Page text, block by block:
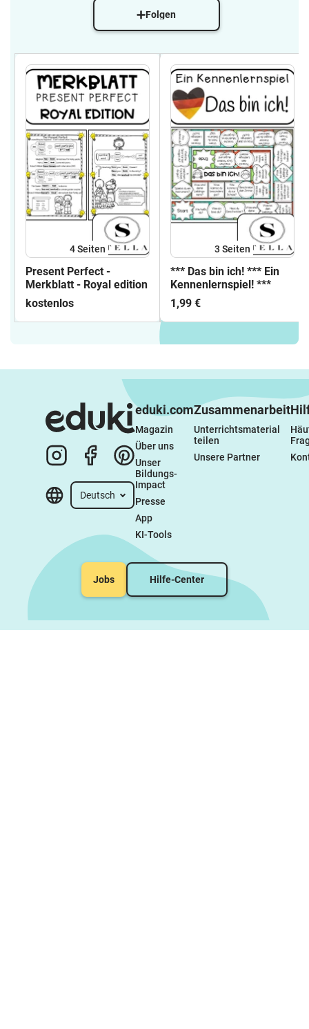
Folgen
4Seiten
Present Perfect -
Merkblatt - Royal edition
kostenlos
3 Seiten
*** Das bin ich! *** Ein
Kennenlernspiel! ***
1,99 €
Deutsch
eduki.com
Magazin
Über uns
Unser
Bildungs-
Impact
Presse
App
KI-Tools
Zusammenarbeit
Unterrichtsmaterial
teilen
Unsere Partner
Jobs Hilfe-Center